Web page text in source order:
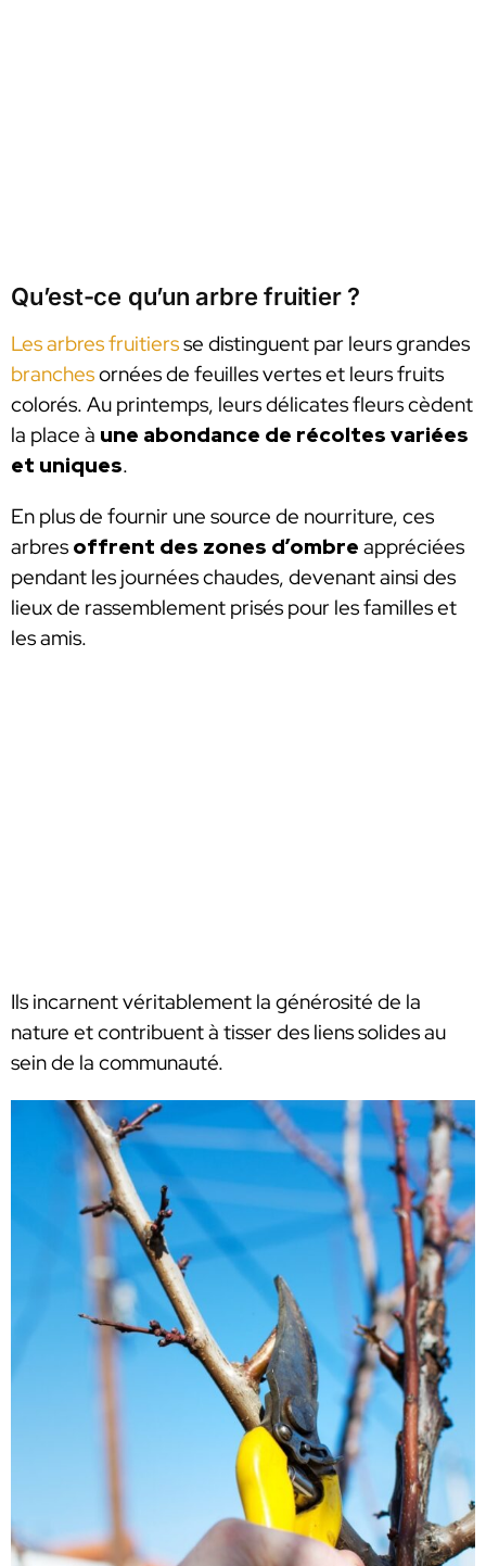
Qu’est-ce qu’un arbre fruitier ?
Les arbres fruitiersse distinguent par leurs grandes
branchesornées de feuilles vertes et leurs fruits
colorés. Au printemps, leurs délicates fleurs cèdent
la place à une abondance de récoltes variées
et uniques.
En plus de fournir une source de nourriture, ces
arbres offrent des zones d’ombre appréciées
pendant les journées chaudes, devenant ainsi des
lieux de rassemblement prisés pour les familles et
les amis.
Ils incarnent véritablement la générosité de la
nature et contribuent à tisser des liens solides au
sein de la communauté.